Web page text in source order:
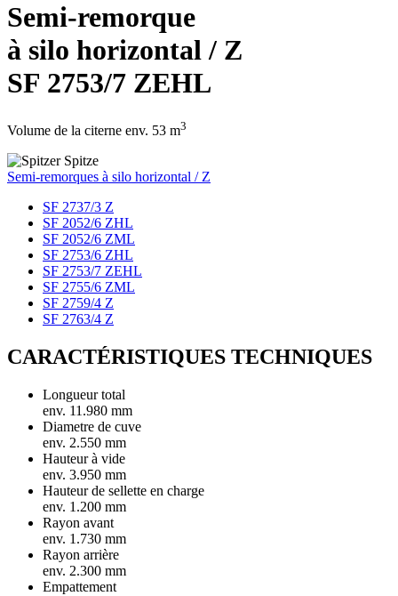
Semi-remorque
à silo horizontal / Z
SF 2753/7 ZEHL
Volume de la citerne env. 53 m3
Semi-remorques à silo horizontal / Z
SF 2737/3 Z
SF 2052/6 ZHL
SF 2052/6 ZML
SF 2753/6 ZHL
SF 2753/7 ZEHL
SF 2755/6 ZML
SF 2759/4 Z
SF 2763/4 Z
CARACTÉRISTIQUES TECHNIQUES
Longueur total
env. 11.980 mm
Diametre de cuve
env. 2.550 mm
Hauteur à vide
env. 3.950 mm
Hauteur de sellette en charge
env. 1.200 mm
Rayon avant
env. 1.730 mm
Rayon arrière
env. 2.300 mm
Empattement